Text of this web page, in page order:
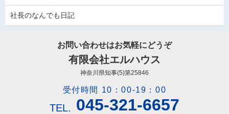
社長のなんでも日記
お問い合わせはお気軽にどうぞ
有限会社エルハウス
神奈川県知事(5)第25846
受付時間 10：00-19：00
TEL. 045-321-6657